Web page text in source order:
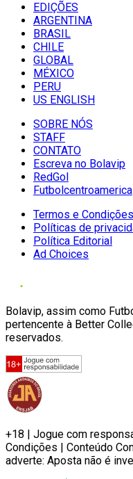
EDIÇÕES
ARGENTINA
BRASIL
CHILE
GLOBAL
MÉXICO
PERU
US ENGLISH
SOBRE NÓS
STAFF
CONTATO
Escreva no Bolavip
RedGol
Futbolcentroamerica
Termos e Condições
Políticas de
Política Editorial
Ad Choices
Bolavip, assim como
pertencente à Better
reservados.
+18 | Jogue com
Condições | Conteúdo
adverte: Aposta não é